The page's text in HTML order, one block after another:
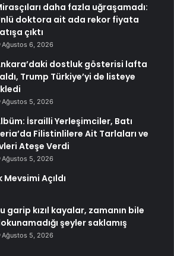
daha fazla uğraşamadı:
doktora ait ada rekor fiyata
çıktı
Ağustos 6, 2026
dostluk gösterisi lafta
Trump Türkiye’yi de listeye
Ağustos 5, 2026
İsrailli Yerleşimciler, Batı
Filistinlilere Ait Tarlaları ve
Ateşe Verdi
Ağustos 5, 2026
Açıldı
garip kızıl kayalar, zamanın bile
şeyler saklamış
Ağustos 5, 2026